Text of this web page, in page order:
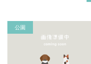
公園